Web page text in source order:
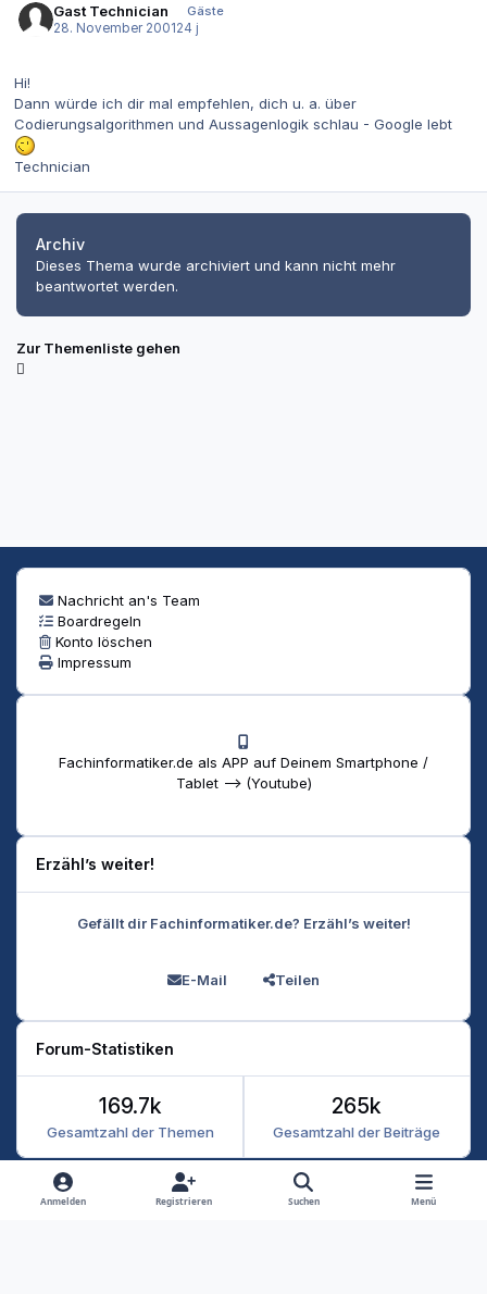
Gast Technician
Gäste
28. November 2001 24 j
Hi!
Dann würde ich dir mal empfehlen, dich u. a. über
Codierungsalgorithmen und Aussagenlogik schlau - Google lebt
Technician
Archiv
Dieses Thema wurde archiviert und kann nicht mehr
beantwortet werden.
Zur Themenliste gehen
Nachricht an's Team
Boardregeln
Konto löschen
Impressum
Fachinformatiker.de als APP auf Deinem Smartphone /
Tablet --> (Youtube)
Erzähl’s weiter!
Gefällt dir Fachinformatiker.de? Erzähl’s weiter!
E-Mail Teilen
Forum-Statistiken
Gesamtzahl der Themen
169.7k
Gesamtzahl der Beiträge
265k
Heller Modus
Dunkler Modus
Systemeinstellung
Anmelden Registrieren Suchen Menü